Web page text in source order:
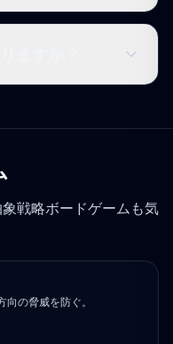
戦略ボードゲームも気
の脅威を防ぐ。